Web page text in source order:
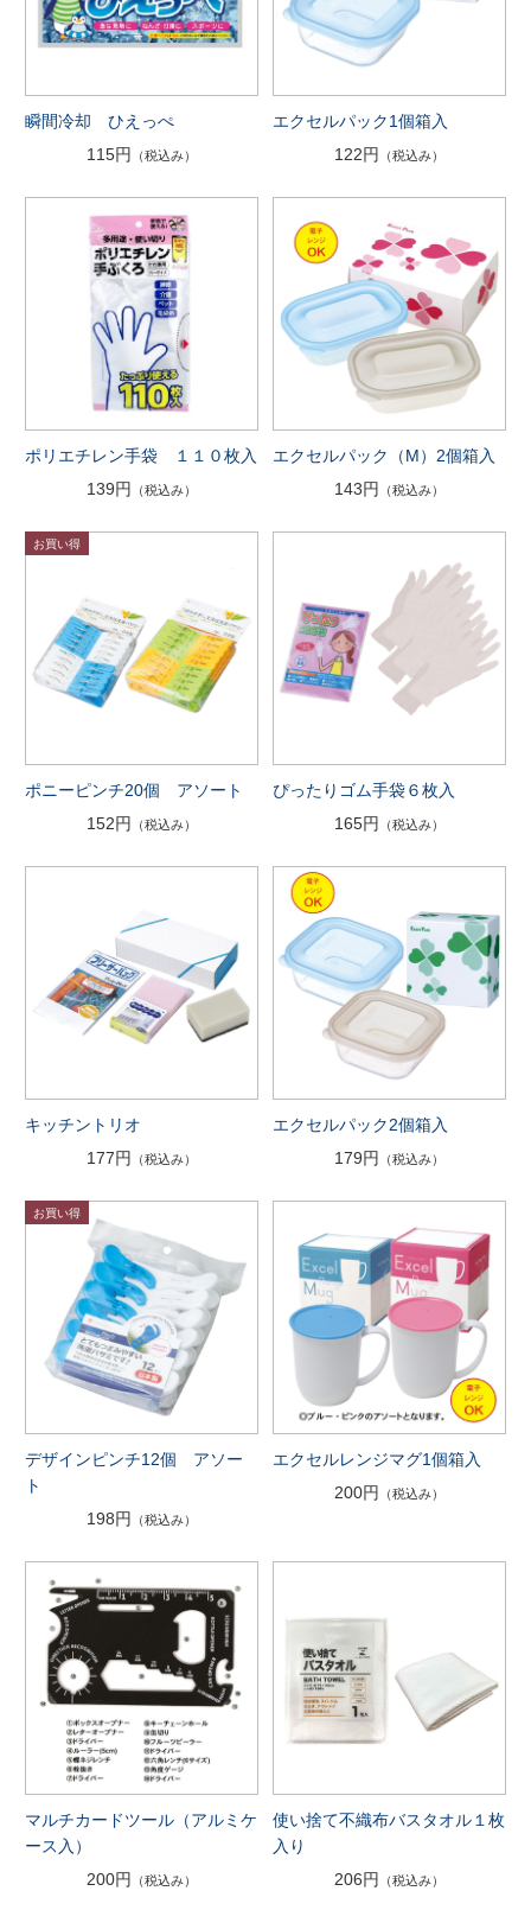
瞬間冷却 ひえっぺ
115円 （税込み）
エクセルパック1個箱入
122円
（税込み）
ポリエチレン手袋 １１０枚入
139円
（税込み）
エクセルパック（M）2個箱入
143円
（税込み）
ポニーピンチ20個 アソート
152円
（税込み）
ぴったりゴム手袋６枚入
165円
（税込み）
キッチントリオ
177円
（税込み）
エクセルパック2個箱入
179円
（税込み）
デザインピンチ12個 アソー
ト
198円
（税込み）
エクセルレンジマグ1個箱入
200円
（税込み）
マルチカードツール（アルミケ
ース入）
200円
（税込み）
使い捨て不織布バスタオル１枚
入り
206円
（税込み）